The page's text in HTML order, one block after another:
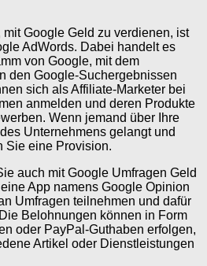
Google Geld zu verdienen, ist
AdWords. Dabei handelt es
von Google, mit dem
den Google-Suchergebnissen
sich als Affiliate-Marketer bei
anmelden und deren Produkte
Wenn jemand über Ihre
Unternehmens gelangt und
Sie eine Provision.
auch mit Google Umfragen Geld
App namens Google Opinion
Umfragen teilnehmen und dafür
Belohnungen können in Form
oder PayPal-Guthaben erfolgen,
Artikel oder Dienstleistungen